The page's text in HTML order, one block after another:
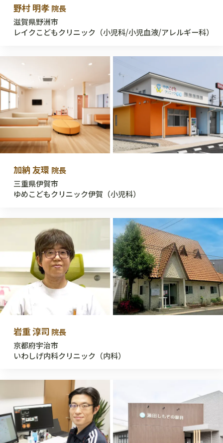
野村 明孝 院長
滋賀県野洲市
レイクこどもクリニック（小児科/小児血液/アレルギー科）
加納 友環 院長
三重県伊賀市
ゆめこどもクリニック伊賀（小児科）
岩重 淳司 院長
京都府宇治市
いわしげ内科クリニック（内科）